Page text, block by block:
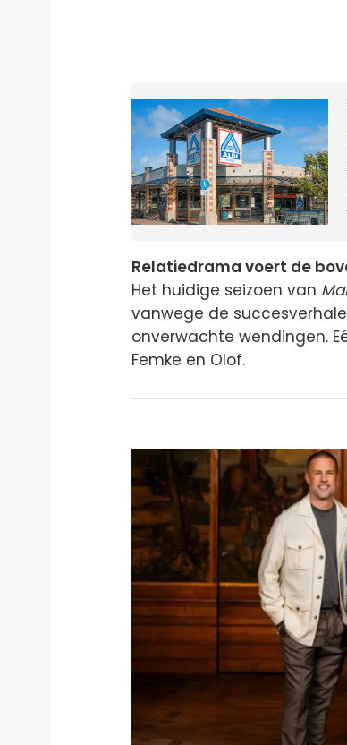
Relatiedrama voert de
Het huidige seizoen van
vanwege de
onverwachte wendingen.
Femke en Olof.